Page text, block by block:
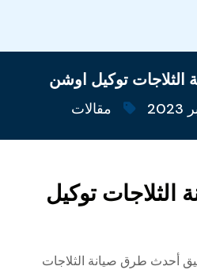
توكيل اوشن
مقالات
توكيل
أحدث طرق صيانة الثلاجات